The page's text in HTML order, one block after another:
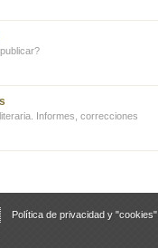
Informes, correcciones
Política de privacidad y "cookies"